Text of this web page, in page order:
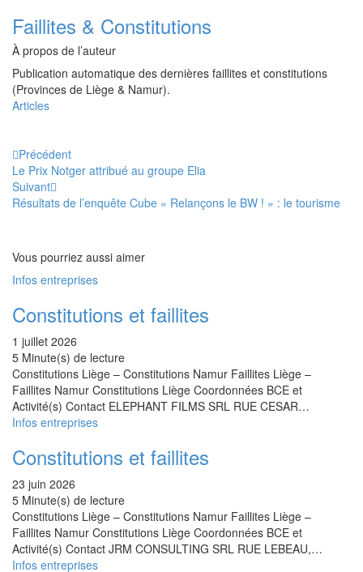
Faillites & Constitutions
À propos de l’auteur
Publication automatique des dernières faillites et constitutions
(Provinces de Liège & Namur).
Articles
Précédent
Le Prix Notger attribué au groupe Elia
Suivant
Résultats de l’enquête Cube « Relançons le BW ! » : le tourisme
Vous pourriez aussi aimer
Infos entreprises
Constitutions et faillites
1 juillet 2026
5 Minute(s) de lecture
Constitutions Liège – Constitutions Namur Faillites Liège –
Faillites Namur Constitutions Liège Coordonnées BCE et
Activité(s) Contact ELEPHANT FILMS SRL RUE CESAR…
Infos entreprises
Constitutions et faillites
23 juin 2026
5 Minute(s) de lecture
Constitutions Liège – Constitutions Namur Faillites Liège –
Faillites Namur Constitutions Liège Coordonnées BCE et
Activité(s) Contact JRM CONSULTING SRL RUE LEBEAU,…
Infos entreprises